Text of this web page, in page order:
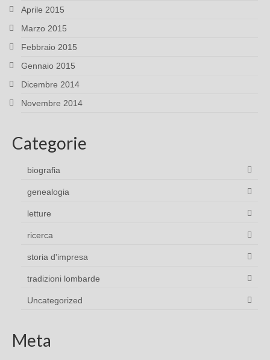
Aprile 2015
Marzo 2015
Febbraio 2015
Gennaio 2015
Dicembre 2014
Novembre 2014
Categorie
biografia
genealogia
letture
ricerca
storia d'impresa
tradizioni lombarde
Uncategorized
Meta